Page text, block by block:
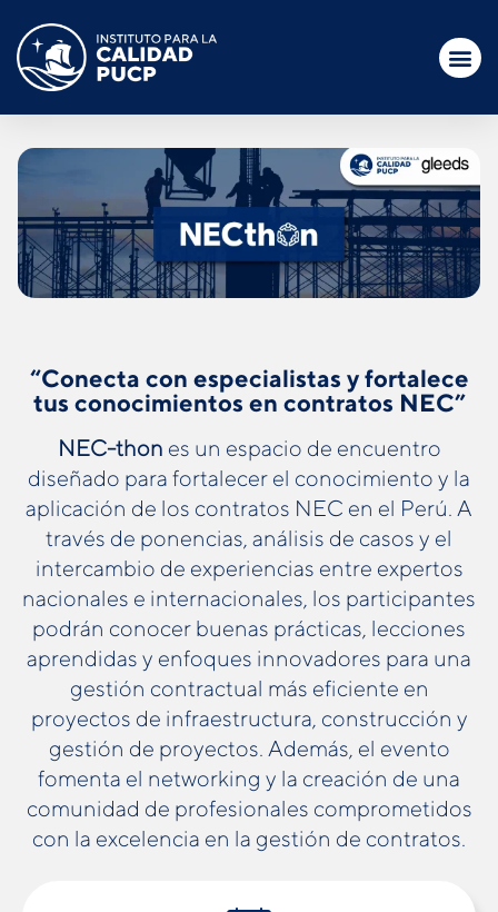
“Conecta con especialistas y fortalece
tus conocimientos en contratos NEC”
NEC-thon es un espacio de encuentro
diseñado para fortalecer el conocimiento y la
aplicación de los contratos NEC en el Perú. A
través de ponencias, análisis de casos y el
intercambio de experiencias entre expertos
nacionales e internacionales, los participantes
podrán conocer buenas prácticas, lecciones
aprendidas y enfoques innovadores para una
gestión contractual más eficiente en
proyectos de infraestructura, construcción y
gestión de proyectos. Además, el evento
fomenta el networking y la creación de una
comunidad de profesionales comprometidos
con la excelencia en la gestión de contratos.